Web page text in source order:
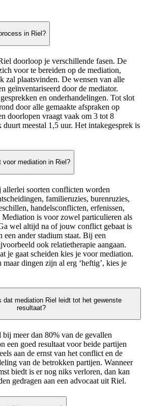
in Riel?
doorloop je verschillende fasen. De
voor te bereiden op de mediation,
zal plaatsvinden. De wensen van alle
geïnventariseerd door de mediator.
en onderhandelingen. Tot slot
door alle gemaakte afspraken op
doorlopen vraagt vaak om 3 tot 8
duurt meestal 1,5 uur. Het intakegesprek is
voor mediation in Riel?
soorten conflicten worden
familieruzies, burenruzies,
handelsconflicten, erfenissen,
is voor zowel particulieren als
wel altijd na of jouw conflict gebaat is
ander stadium staat. Bij een
ook relatietherapie aangaan.
je gaat scheiden kies je voor mediation.
dingen zijn al erg ‘heftig’, kies je
dat mediation Riel leidt tot het gewenste
resultaat?
meer dan 80% van de gevallen
een goed resultaat voor beide partijen
aan de ernst van het conflict en de
van de betrokken partijen. Wanneer
biedt is er nog niks verloren, dan kan
gedragen aan een advocaat uit Riel.